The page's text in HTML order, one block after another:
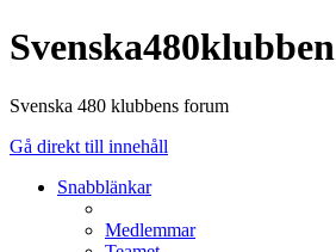
Svenska480klubben
Svenska 480 klubbens forum
Gå direkt till innehåll
Snabblänkar
Medlemmar